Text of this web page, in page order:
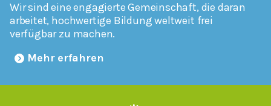
Wir sind eine engagierte Gemeinschaft, die daran
arbeitet, hochwertige Bildung weltweit frei
verfügbar zu machen.
Mehr erfahren